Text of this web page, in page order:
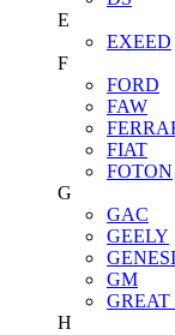
E
EXEED
F
FORD
FAW
FIAT
FOTON
G
GAC
GEELY
GM
H